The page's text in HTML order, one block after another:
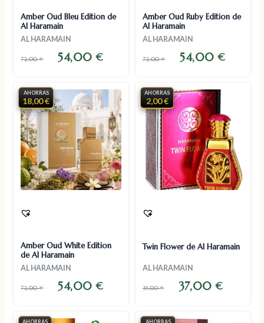
Amber Oud Bleu Edition de
Al Haramain
AL HARAMAIN
72,00€ 54,00€
Amber Oud Ruby Edition de
Al Haramain
AL HARAMAIN
72,00€ 54,00€
AHORRAS
18,00 €
Amber Oud White Edition
de Al Haramain
AL HARAMAIN
72,00€ 54,00€
AHORRAS
2,00 €
Twin Flower de Al Haramain
AL HARAMAIN
39,00€ 37,00€
AHORRAS AHORRAS